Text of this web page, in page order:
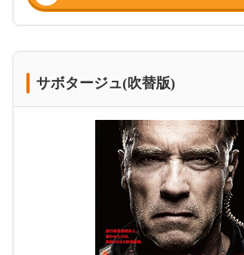
サボタージュ(吹替版)